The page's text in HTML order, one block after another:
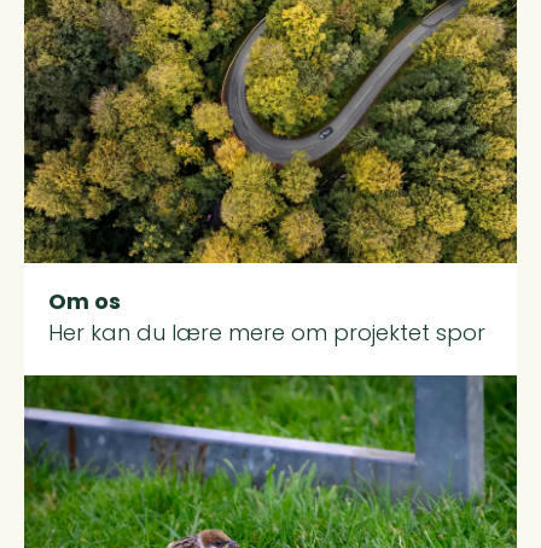
Om os
Her kan du lære mere om projektet spor
Read more about Siden blev ikke fundet